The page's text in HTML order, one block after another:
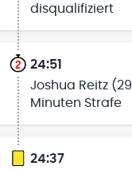
disqualifiziert
24:51
Joshua Reitz
Minuten Strafe
24:37